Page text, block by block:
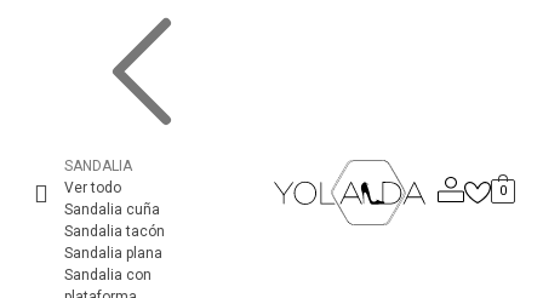
SANDALIA
Ver todo
Sandalia cuña
Sandalia tacón
Sandalia plana
Sandalia con
0